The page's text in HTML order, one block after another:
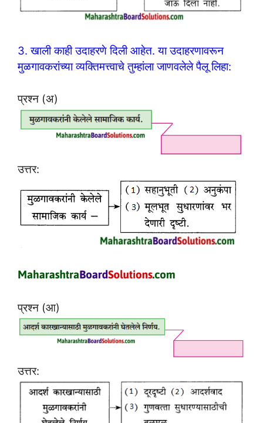
3. खाली काही उदाहरणे दिली आहेत. या उदाहरणावरून
मुळगावकरांच्या व्यक्तिमत्त्वाचे तुम्हांला जाणवलेले पैलू लिहा:
प्रश्न (अ)
उत्तर:
प्रश्न (आ)
उत्तर: